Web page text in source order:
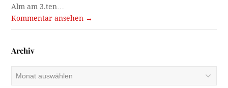
Alm am 3.ten…
Kommentar ansehen →
Archiv
Archiv